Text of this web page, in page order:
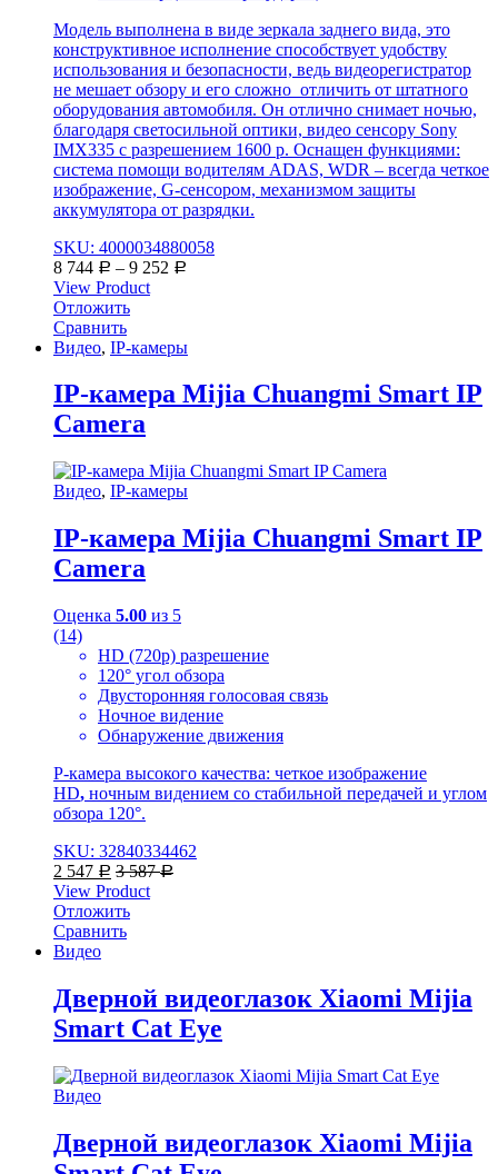
Модель выполнена в виде зеркала заднего вида, это
конструктивное исполнение способствует удобству
использования и безопасности, ведь видеорегистратор
не мешает обзору и его сложно отличить от штатного
оборудования автомобиля. Он отлично снимает ночью,
благодаря светосильной оптики, видео сенсору Sony
IMX335 с разрешением 1600 р. Оснащен функциями:
система помощи водителям ADAS, WDR – всегда четкое
изображение, G-сенсором, механизмом защиты
аккумулятора от разрядки.
SKU: 4000034880058
8 744 Р – 9 252 Р
View Product
Отложить
Сравнить
Видео, IP-камеры
IP-камера Mijia Chuangmi Smart IP
Camera
Видео, IP-камеры
IP-камера Mijia Chuangmi Smart IP
Camera
Оценка 5.00 из 5
(14)
HD (720p) разрешение
120° угол обзора
Двусторонняя голосовая связь
Ночное видение
Обнаружение движения
P-камера высокого качества: четкое изображение
HD, ночным видением со стабильной передачей и углом
обзора 120°.
SKU: 32840334462
2 547 Р 3 587Р
View Product
Отложить
Сравнить
Видео
Дверной видеоглазок Xiaomi Mijia
Smart Cat Eye
Видео
Дверной видеоглазок Xiaomi Mijia